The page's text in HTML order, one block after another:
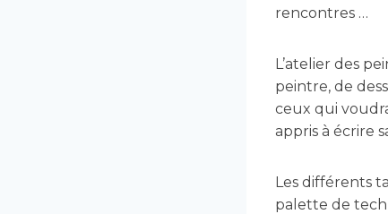
rencontres …
L’atelier des
peintre, de
ceux qui
appris à écrire
Les différents
palette de